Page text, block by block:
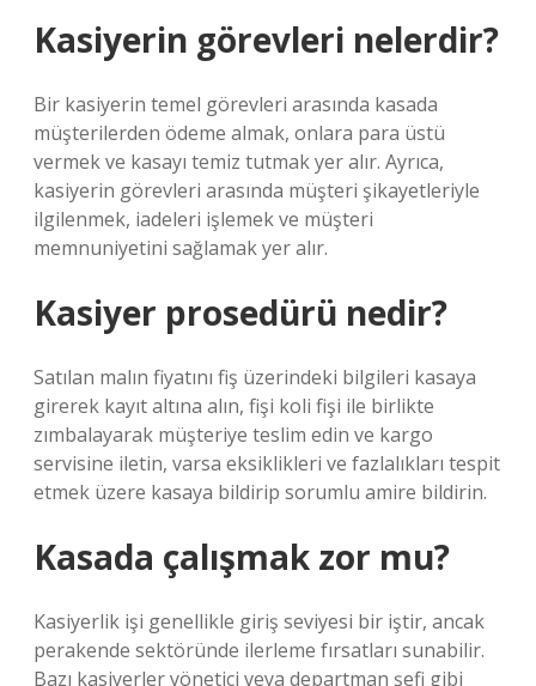
Kasiyerin görevleri nelerdir?
Bir kasiyerin temel görevleri arasında kasada
müşterilerden ödeme almak, onlara para üstü
vermek ve kasayı temiz tutmak yer alır. Ayrıca,
kasiyerin görevleri arasında müşteri şikayetleriyle
ilgilenmek, iadeleri işlemek ve müşteri
memnuniyetini sağlamak yer alır.
Kasiyer prosedürü nedir?
Satılan malın fiyatını fiş üzerindeki bilgileri kasaya
girerek kayıt altına alın, fişi koli fişi ile birlikte
zımbalayarak müşteriye teslim edin ve kargo
servisine iletin, varsa eksiklikleri ve fazlalıkları tespit
etmek üzere kasaya bildirip sorumlu amire bildirin.
Kasada çalışmak zor mu?
Kasiyerlik işi genellikle giriş seviyesi bir iştir, ancak
perakende sektöründe ilerleme fırsatları sunabilir.
Bazı kasiyerler yönetici veya departman şefi gibi